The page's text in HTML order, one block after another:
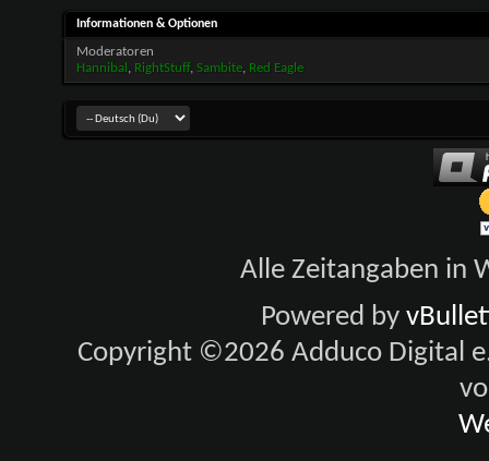
Informationen & Optionen
Moderatoren
Hannibal , RightStuff, Sambite, Red Eagle
Alle Zeitangaben in
Powered by
Copyright ©2026 Adduco Digital